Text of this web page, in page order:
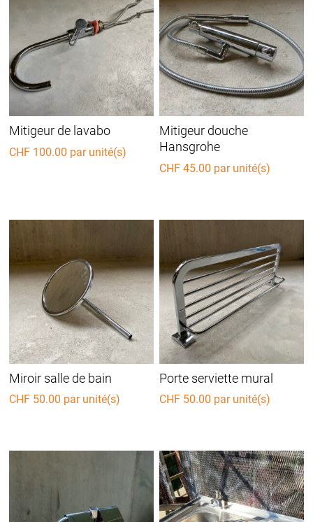
Mitigeur de lavabo
CHF 100.00 par unité(s)
Mitigeur douche
Hansgrohe
CHF 45.00 par unité(s)
Miroir salle de bain
CHF 50.00 par unité(s)
Porte serviette mural
CHF 50.00 par unité(s)